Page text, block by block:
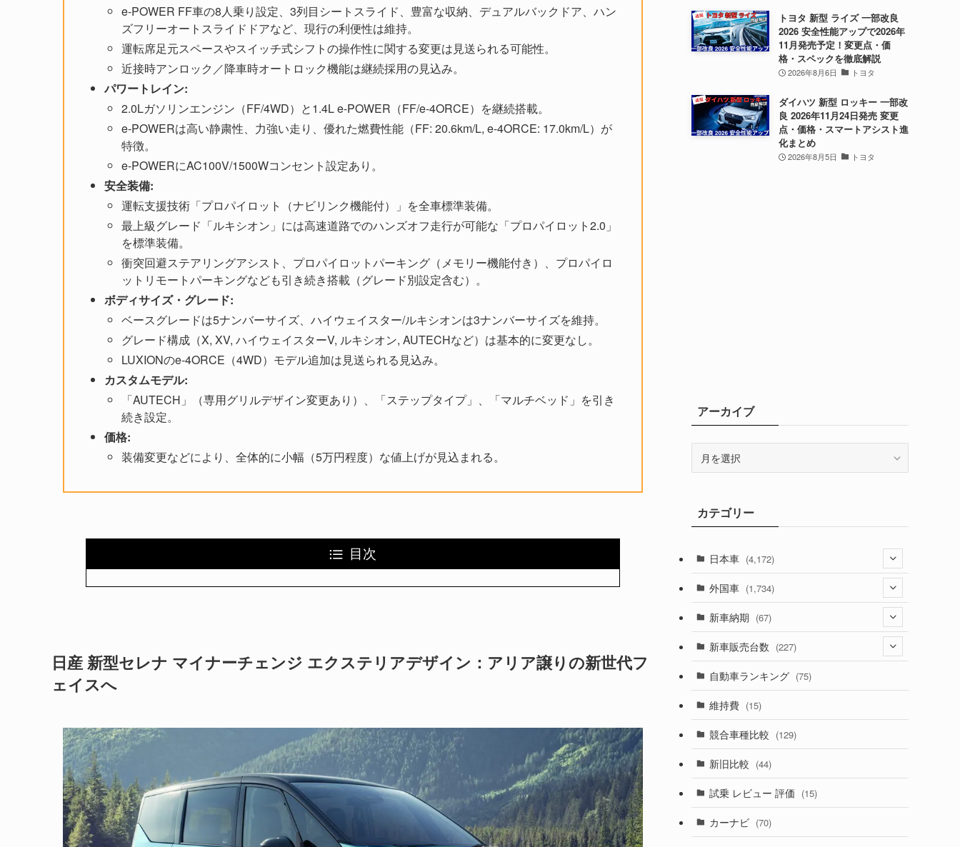
e-POWER FF車の8人乗り設定、3列目シートスライド、豊富な収納、デュアルバックドア、ハン
ズフリーオートスライドドアなど、現行の利便性は維持。
運転席足元スペースやスイッチ式シフトの操作性に関する変更は見送られる可能性。
近接時アンロック／降車時オートロック機能は継続採用の見込み。
パワートレイン:
2.0Lガソリンエンジン（FF/4WD）と1.4L e-POWER（FF/e-4ORCE）を継続搭載。
e-POWERは高い静粛性、力強い走り、優れた燃費性能（FF: 20.6km/L, e-4ORCE: 17.0km/L）が
特徴。
e-POWERにAC100V/1500Wコンセント設定あり。
安全装備:
運転支援技術「プロパイロット（ナビリンク機能付）」を全車標準装備。
最上級グレード「ルキシオン」には高速道路でのハンズオフ走行が可能な「プロパイロット2.0」
を標準装備。
衝突回避ステアリングアシスト、プロパイロットパーキング（メモリー機能付き）、プロパイロ
ットリモートパーキングなども引き続き搭載（グレード別設定含む）。
ボディサイズ・グレード:
ベースグレードは5ナンバーサイズ、ハイウェイスター/ルキシオンは3ナンバーサイズを維持。
グレード構成（X, XV, ハイウェイスターV, ルキシオン, AUTECHなど）は基本的に変更なし。
LUXIONのe-4ORCE（4WD）モデル追加は見送られる見込み。
カスタムモデル:
「AUTECH」（専用グリルデザイン変更あり）、「ステップタイプ」、「マルチベッド」を引き
続き設定。
価格:
装備変更などにより、全体的に小幅（5万円程度）な値上げが見込まれる。
目次
日産 新型セレナ マイナーチェンジ エクステリアデザイン：アリア譲りの新世代フ
ェイスへ
トヨタ 新型 ライズ 一部改良
2026 安全性能アップで2026年
11月発売予定！変更点・価
格・スペックを徹底解説
2026年8月6日 トヨタ
ダイハツ 新型 ロッキー 一部改
良 2026年11月24日発売 変更
点・価格・スマートアシスト進
化まとめ
2026年8月5日 トヨタ
アーカイブ
ブカテゴリー
日本車 (4,172)
(1,321)
(329)
(525)
(357)
(328)
(194)
(230)
(253)
外国車 (1,734)
(188)
(242)
(85)
(84)
(14)
(222)
(50)
(58)
新車納期 (67)
(28)
(8)
(3)
(3)
(5)
(1)
新車販売台数 (227)
(21)
(5)
(7)
(5)
自動車ランキング (75)
維持費 (15)
競合車種比較 (129)
新旧比較 (44)
試乗 レビュー 評価 (15)
カーナビ (70)